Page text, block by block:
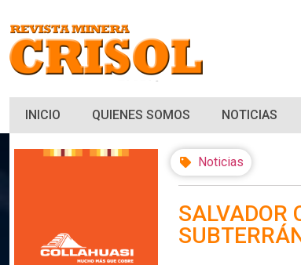
INICIO QUIENES SOMOS NOTICIAS
Noticias
SALVADOR